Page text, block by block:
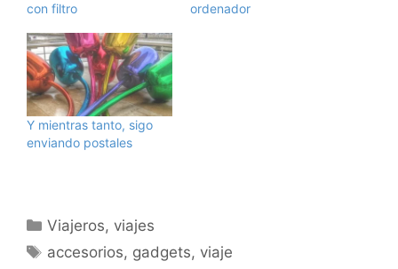
con filtro
ordenador
Y mientras tanto, sigo
enviando postales
Categorías
Viajeros, viajes
Etiquetas
accesorios, gadgets, viaje